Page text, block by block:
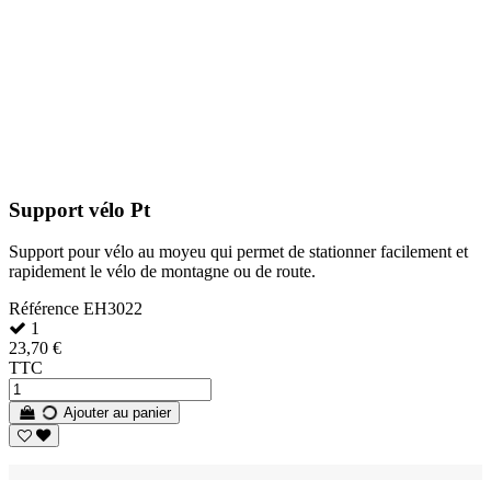
Support vélo Pt
Support pour vélo au moyeu qui permet de stationner facilement et
rapidement le vélo de montagne ou de route.
Référence EH3022
1
23,70 €
TTC
Ajouter au panier